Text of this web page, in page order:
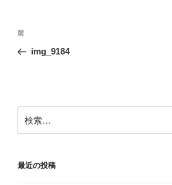
投
ナ
ー
シ
前
の
前
img_9184
索:
最近の投稿